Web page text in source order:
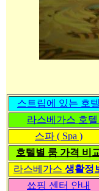
스트립에 있는 호텔
라스베가스 호
스파 ( Spa )
호텔별 룸 가격 비
라스베가스 생활정
쑈핑 센터 안내